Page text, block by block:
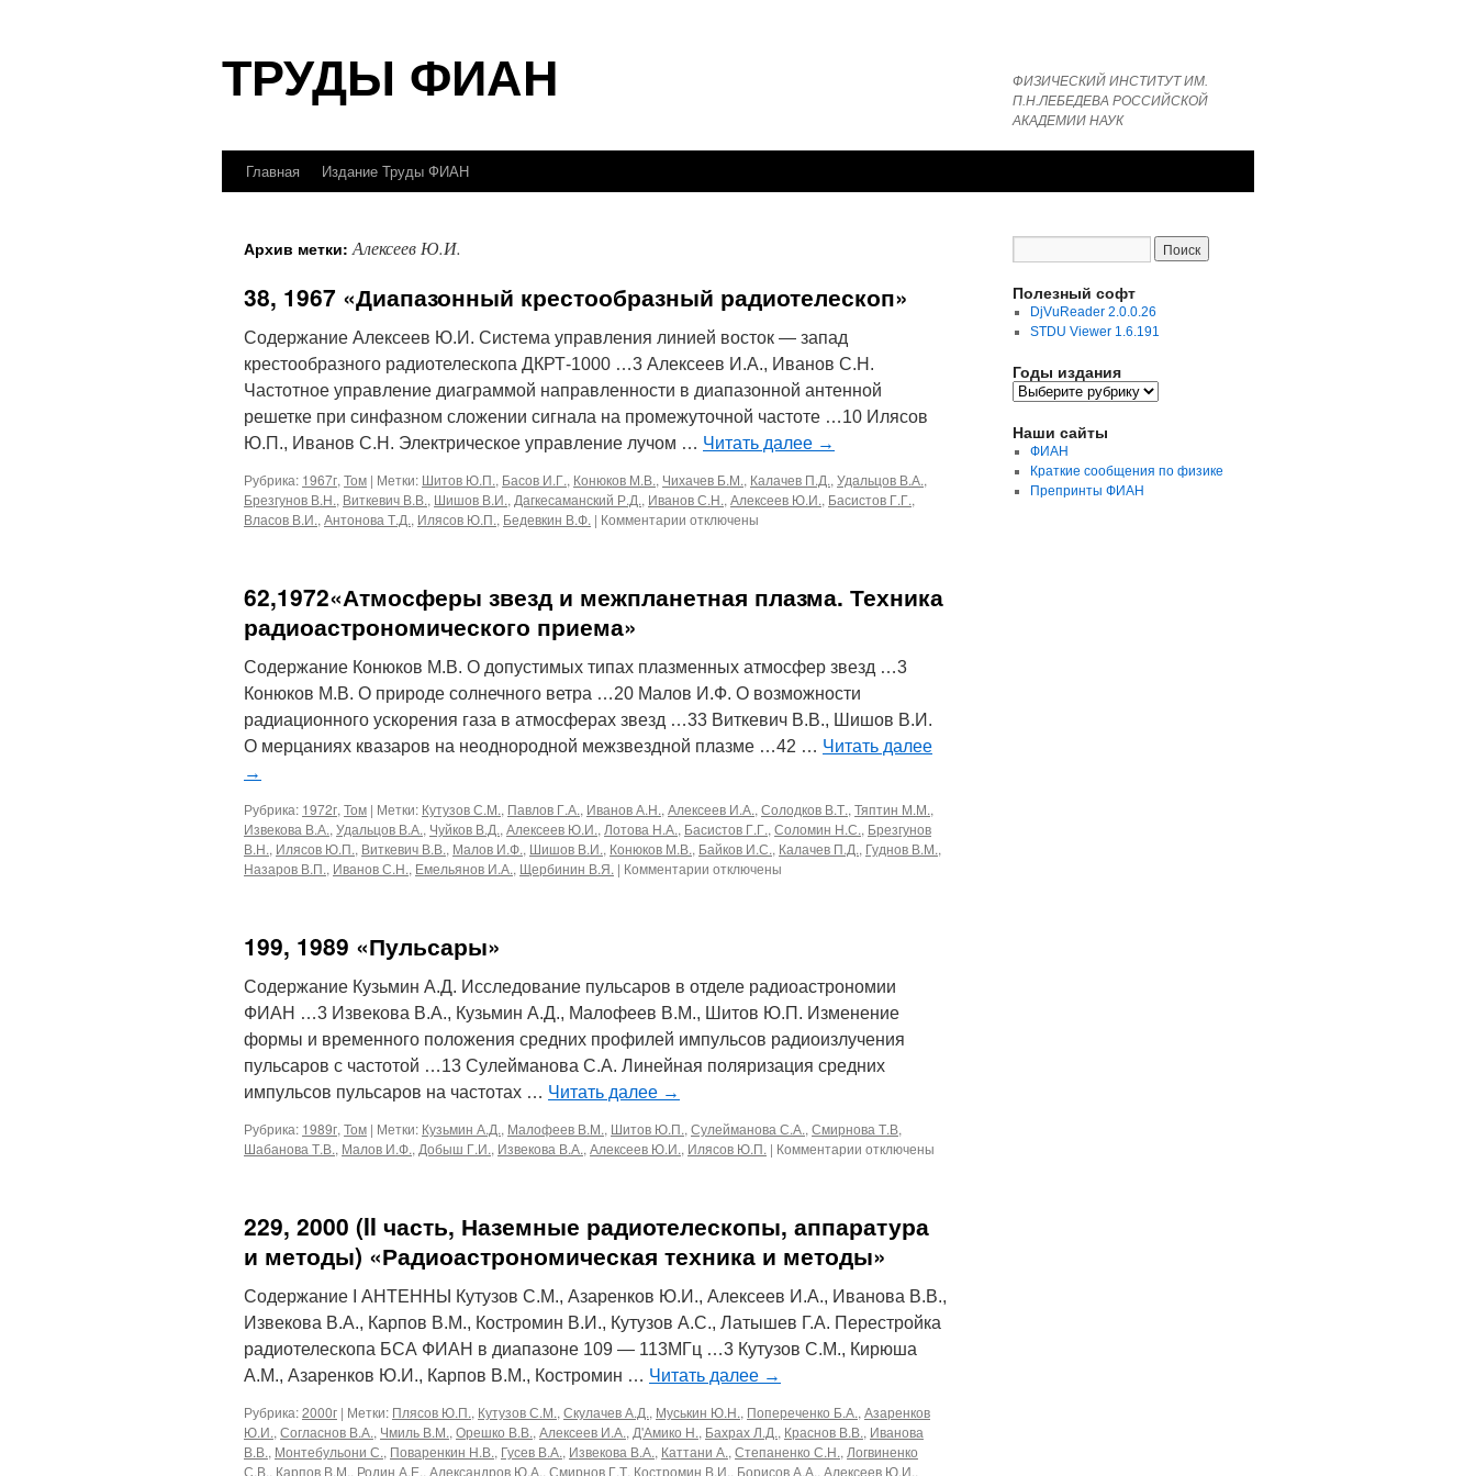
содержимому
ТРУДЫ ФИАН
ФИЗИЧЕСКИЙ ИНСТИТУТ ИМ.
П.Н.ЛЕБЕДЕВА РОССИЙСКОЙ
АКАДЕМИИ НАУК
Главная Издание Труды ФИАН
Архив метки:Алексеев Ю.И.
38, 1967 «Диапазонный крестообразный радиотелескоп»
Содержание Алексеев Ю.И. Система управления линией восток — запад
крестообразного радиотелескопа ДКРТ-1000 …3 Алексеев И.А., Иванов С.Н.
Частотное управление диаграммой направленности в диапазонной антенной
решетке при синфазном сложении сигнала на промежуточной частоте …10 Илясов
Ю.П., Иванов С.Н. Электрическое управление лучом … Читать далее →
Рубрика: 1967г, Том | Метки: Шитов Ю.П., Басов И.Г., Конюков М.В., Чихачев Б.М., Калачев П.Д., Удальцов В.А.,
Брезгунов В.Н., Виткевич В.В., Шишов В.И., Дагкесаманский Р.Д., Иванов С.Н., Алексеев Ю.И., Басистов Г.Г.,
Власов В.И., Антонова Т.Д., Илясов Ю.П., Бедевкин В.Ф. | Комментарии к
«Диапазонный
отключены
62,1972«Атмосферы звезд и межпланетная плазма. Техника
радиоастрономического приема»
Содержание Конюков М.В. О допустимых типах плазменных атмосфер звезд …3
Конюков М.В. О природе солнечного ветра …20 Малов И.Ф. О возможности
радиационного ускорения газа в атмосферах звезд …33 Виткевич В.В., Шишов В.И.
О мерцаниях квазаров на неоднородной межзвездной плазме …42 … Читать далее
→
Рубрика: 1972г, Том | Метки: Кутузов С.М., Павлов Г.А., Иванов А.Н., Алексеев И.А., Солодков В.Т., Тяптин М.М.,
Извекова В.А., Удальцов В.А., Чуйков В.Д., Алексеев Ю.И., Лотова Н.А., Басистов Г.Г., Соломин Н.С., Брезгунов
В.Н., Илясов Ю.П., Виткевич В.В., Малов И.Ф., Шишов В.И., Конюков М.В., Байков И.С., Калачев П.Д., Гуднов В.М.,
Назаров В.П., Иванов С.Н., Емельянов И.А., Щербинин В.Я. | Комментарии к
плазма.
Техника
радиоастрономического
приема»
отключены
199, 1989 «Пульсары»
Содержание Кузьмин А.Д. Исследование пульсаров в отделе радиоастрономии
ФИАН …3 Извекова В.А., Кузьмин А.Д., Малофеев В.М., Шитов Ю.П. Изменение
формы и временного положения средних профилей импульсов радиоизлучения
пульсаров с частотой …13 Сулейманова С.А. Линейная поляризация средних
импульсов пульсаров на частотах … Читать далее →
Рубрика: 1989г, Том | Метки: Кузьмин А.Д., Малофеев В.М., Шитов Ю.П., Сулейманова С.А., Смирнова Т.В,
Шабанова Т.В., Малов И.Ф., Добыш Г.И., Извекова В.А., Алексеев Ю.И., Илясов Ю.П. | Комментарии к
«Пульсары»
отключены
229, 2000 (II часть, Наземные радиотелескопы, аппаратура
и методы) «Радиоастрономическая техника и методы»
Содержание I АНТЕННЫ Кутузов С.М., Азаренков Ю.И., Алексеев И.А., Иванова В.В.,
Извекова В.А., Карпов В.М., Костромин В.И., Кутузов А.С., Латышев Г.А. Перестройка
радиотелескопа БСА ФИАН в диапазоне 109 — 113МГц …3 Кутузов С.М., Кирюша
А.М., Азаренков Ю.И., Карпов В.М., Костромин … Читать далее →
Рубрика:2000г | Метки: Плясов Ю.П., Кутузов С.М., Скулачев А.Д., Муськин Ю.Н., Попереченко Б.А., Азаренков
Ю.И., Согласнов В.А., Чмиль В.М., Орешко В.В., Алексеев И.А., Д'Амико Н., Бахрах Л.Д., Краснов В.В., Иванова
В.В., Монтебульони С., Поваренкин Н.В., Гусев В.А., Извекова В.А., Каттани А., Степаненко С.Н., Логвиненко
С.В., Карпов В.М., Родин А.Е., Александров Ю.А., Смирнов Г.Т, Костромин В.И., Борисов А.А., Алексеев Ю.И.,
Полезный софт
DjVuReader 2.0.0.26
STDU Viewer 1.6.191
Годы издания
Годы
Наши сайты
ФИАН
Краткие сообщения по физике
Препринты ФИАН